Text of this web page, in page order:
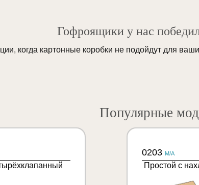
Гофроящики у нас
когда картонные коробки не подойдут для
Популярные
0203 M/A
Простой с